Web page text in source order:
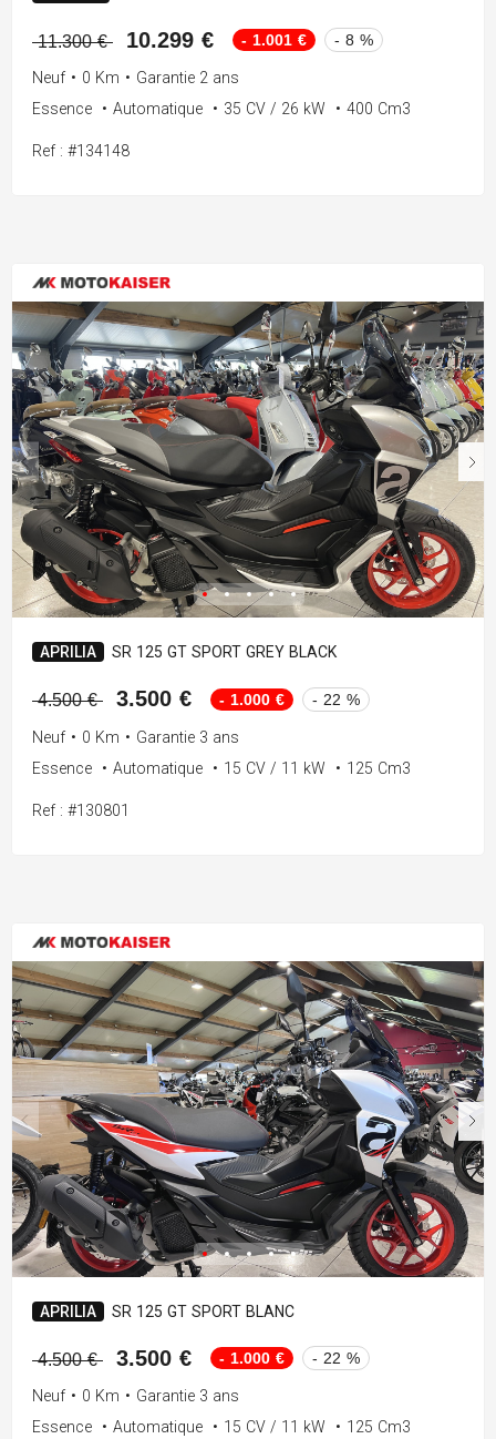
11.300 € 10.299 € - 1.001 € - 8 %
Neuf • 0 Km • Garantie 2 ans
Essence
• Automatique • 35 CV / 26 kW • 400 Cm3
Ref : #134148
APRILIA SR 125 GT SPORT GREY BLACK
4.500 € 3.500 € - 1.000 € - 22 %
Neuf • 0 Km • Garantie 3 ans
Essence
• Automatique • 15 CV / 11 kW • 125 Cm3
Ref : #130801
APRILIA SR 125 GT SPORT BLANC
4.500 € 3.500 € - 1.000 € - 22 %
Neuf • 0 Km • Garantie 3 ans
Essence
• Automatique • 15 CV / 11 kW • 125 Cm3